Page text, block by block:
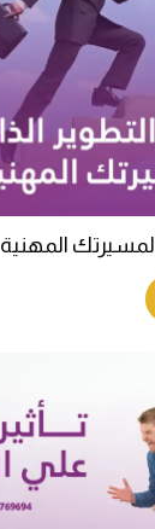
لمسيرتك المهنية